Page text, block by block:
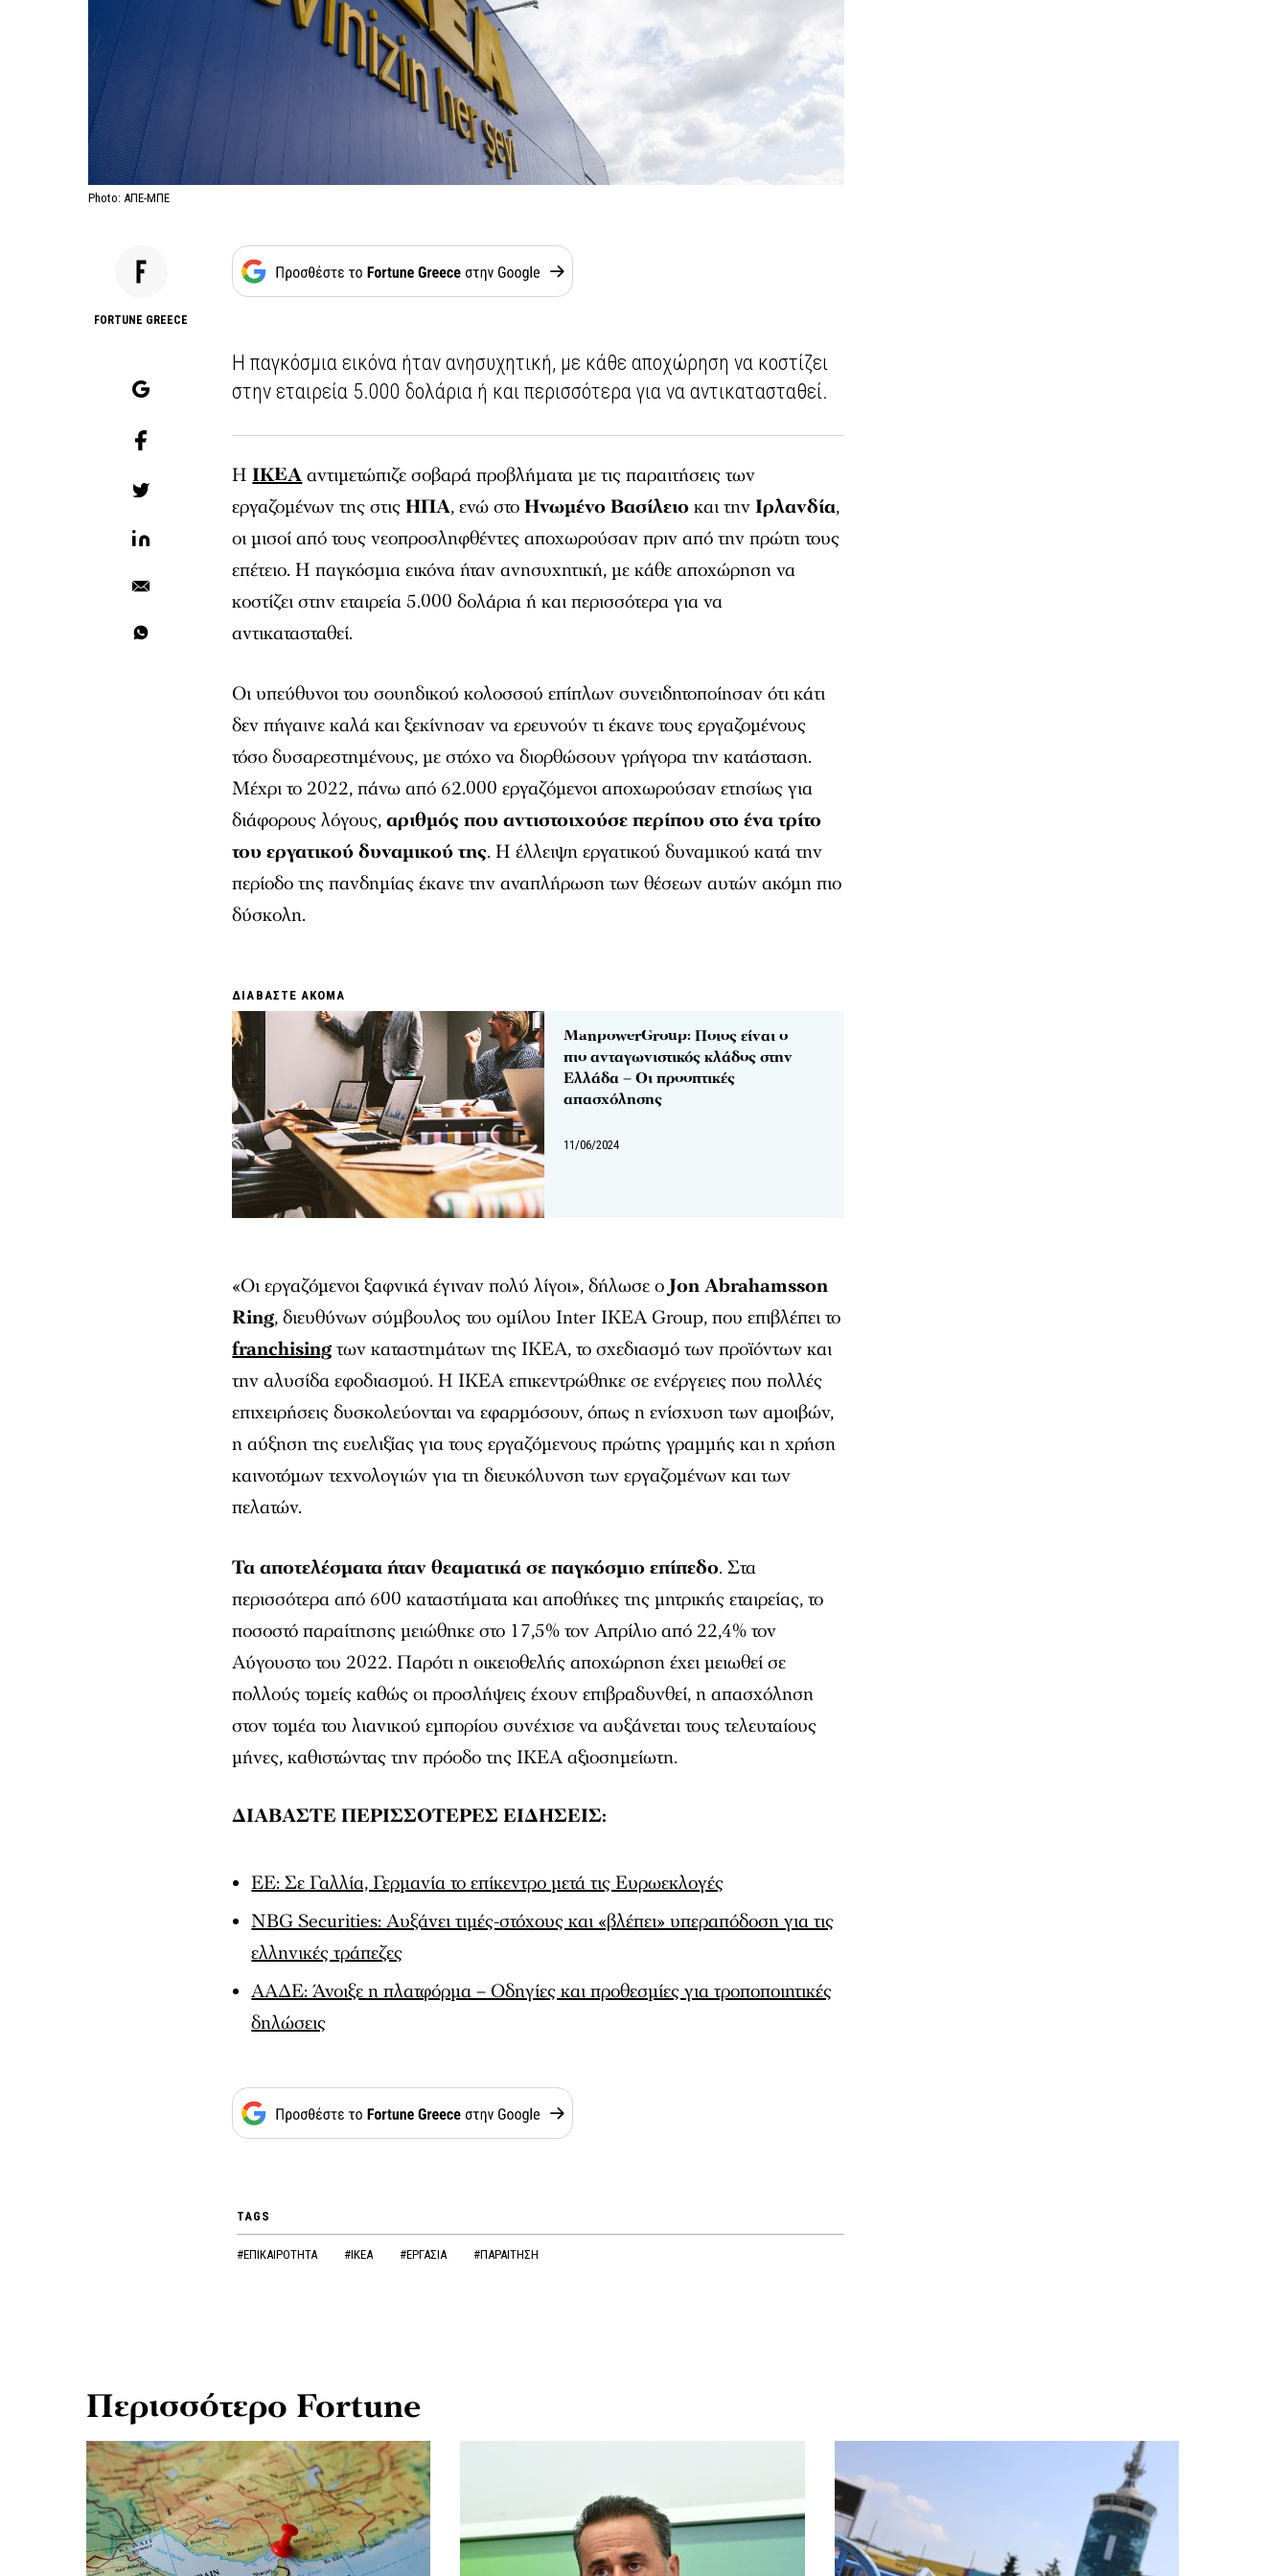
Photo: ΑΠΕ-ΜΠΕ
FORTUNE GREECE
Η παγκόσμια εικόνα ήταν ανησυχητική, με κάθε αποχώρηση να κοστίζει
στην εταιρεία 5.000 δολάρια ή και περισσότερα για να αντικατασταθεί.
Η IKEAαντιμετώπιζε σοβαρά προβλήματα με τις παραιτήσεις των
εργαζομένων της στιςΗΠΑ, ενώ στοΗνωμένο Βασίλειοκαι την Ιρλανδία,
οι μισοί από τους νεοπροσληφθέντες αποχωρούσαν πριν από την πρώτη τους
επέτειο. Η παγκόσμια εικόνα ήταν ανησυχητική, με κάθε αποχώρηση να
κοστίζει στην εταιρεία 5.000 δολάρια ή και περισσότερα για να
αντικατασταθεί.
Οι υπεύθυνοι του σουηδικού κολοσσού επίπλων συνειδητοποίησαν ότι κάτι
δεν πήγαινε καλά και ξεκίνησαν να ερευνούν τι έκανε τους εργαζομένους
τόσο δυσαρεστημένους, με στόχο να διορθώσουν γρήγορα την κατάσταση.
Μέχρι το 2022, πάνω από 62.000 εργαζόμενοι αποχωρούσαν ετησίως για
διάφορους λόγους,αριθμός που αντιστοιχούσε περίπου στο ένα τρίτο
του εργατικού δυναμικού της. Η έλλειψη εργατικού δυναμικού κατά την
περίοδο της πανδημίας έκανε την αναπλήρωση των θέσεων αυτών ακόμη πιο
δύσκολη.
ΔΙΑΒΑΣΤΕ ΑΚΟΜΑ
ManpowerGroup: Ποιος είναι ο
πιο ανταγωνιστικός κλάδος στην
Ελλάδα – Οι προοπτικές
απασχόλησης
11/06/2024
«Οι εργαζόμενοι ξαφνικά έγιναν πολύ λίγοι», δήλωσε οJon Abrahamsson
Ring, διευθύνων σύμβουλος του ομίλου Inter IKEA Group, που επιβλέπει το
franchisingτων καταστημάτων της IKEA, το σχεδιασμό των προϊόντων και
την αλυσίδα εφοδιασμού. Η IKEA επικεντρώθηκε σε ενέργειες που πολλές
επιχειρήσεις δυσκολεύονται να εφαρμόσουν, όπως η ενίσχυση των αμοιβών,
η αύξηση της ευελιξίας για τους εργαζόμενους πρώτης γραμμής και η χρήση
καινοτόμων τεχνολογιών για τη διευκόλυνση των εργαζομένων και των
πελατών.
Τα αποτελέσματα ήταν θεαματικά σε παγκόσμιο επίπεδο. Στα
περισσότερα από 600 καταστήματα και αποθήκες της μητρικής εταιρείας, το
ποσοστό παραίτησης μειώθηκε στο 17,5% τον Απρίλιο από 22,4% τον
Αύγουστο του 2022. Παρότι η οικειοθελής αποχώρηση έχει μειωθεί σε
πολλούς τομείς καθώς οι προσλήψεις έχουν επιβραδυνθεί, η απασχόληση
στον τομέα του λιανικού εμπορίου συνέχισε να αυξάνεται τους τελευταίους
μήνες, καθιστώντας την πρόοδο της IKEA αξιοσημείωτη.
ΔΙΑΒΑΣΤΕ ΠΕΡΙΣΣΟΤΕΡΕΣ ΕΙΔΗΣΕΙΣ:
ΕΕ: Σε Γαλλία, Γερμανία το επίκεντρο μετά τις Ευρωεκλογές
NBG Securities: Αυξάνει τιμές-στόχους και «βλέπει» υπεραπόδοση για τις
ελληνικές τράπεζες
ΑΑΔΕ: Άνοιξε η πλατφόρμα – Οδηγίες και προθεσμίες για τροποποιητικές
δηλώσεις
TAGS
#ΕΠΙΚΑΙΡΟΤΗΤΑ #IKEA #ΕΡΓΑΣΙΑ #ΠΑΡΑΙΤΗΣΗ
Περισσότερο Fortune